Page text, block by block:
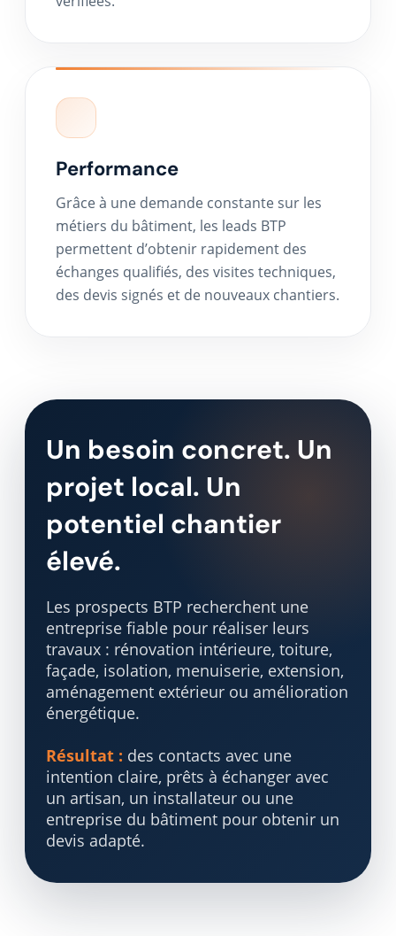
Performance
Grâce à une demande constante sur les
métiers du bâtiment, les leads BTP
permettent d’obtenir rapidement des
échanges qualifiés, des visites techniques,
des devis signés et de nouveaux chantiers.
Un besoin concret. Un
projet local. Un
potentiel chantier
élevé.
Les prospects BTP recherchent une
entreprise fiable pour réaliser leurs
travaux : rénovation intérieure, toiture,
façade, isolation, menuiserie, extension,
aménagement extérieur ou amélioration
énergétique.
Résultat : des contacts avec une
intention claire, prêts à échanger avec
un artisan, un installateur ou une
entreprise du bâtiment pour obtenir un
devis adapté.